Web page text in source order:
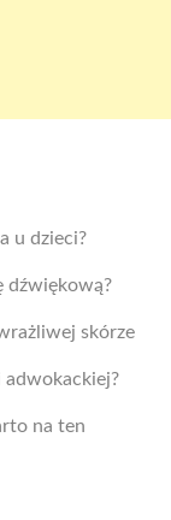
u dzieci?
dźwiękową?
skórze
adwokackiej?
na ten